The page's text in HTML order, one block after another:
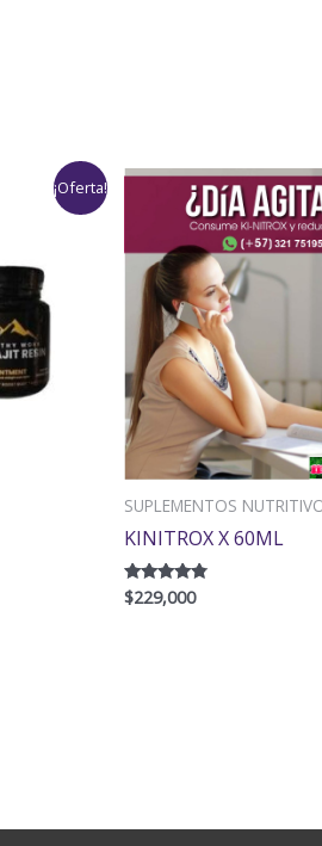
¡Oferta!
SUPLEMENTOS
KINITROX X 60ML
Valorado
con
$229,000